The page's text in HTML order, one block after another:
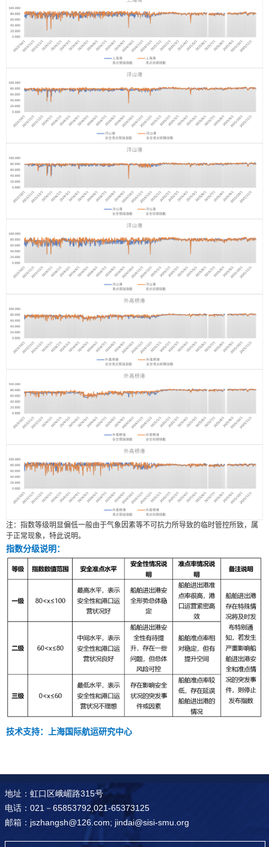
注：指数等级明显偏低一般由于气象因素等不可抗力所导致的临时管控所致，属
于正常现象，特此说明。
指数分级说明：
技术支持：上海国际航运研究中心
地址：虹口区峨嵋路315号
电话：021－65853792,021-65373125
邮箱：jszhangsh@126.com; jindai@sisi-smu.org